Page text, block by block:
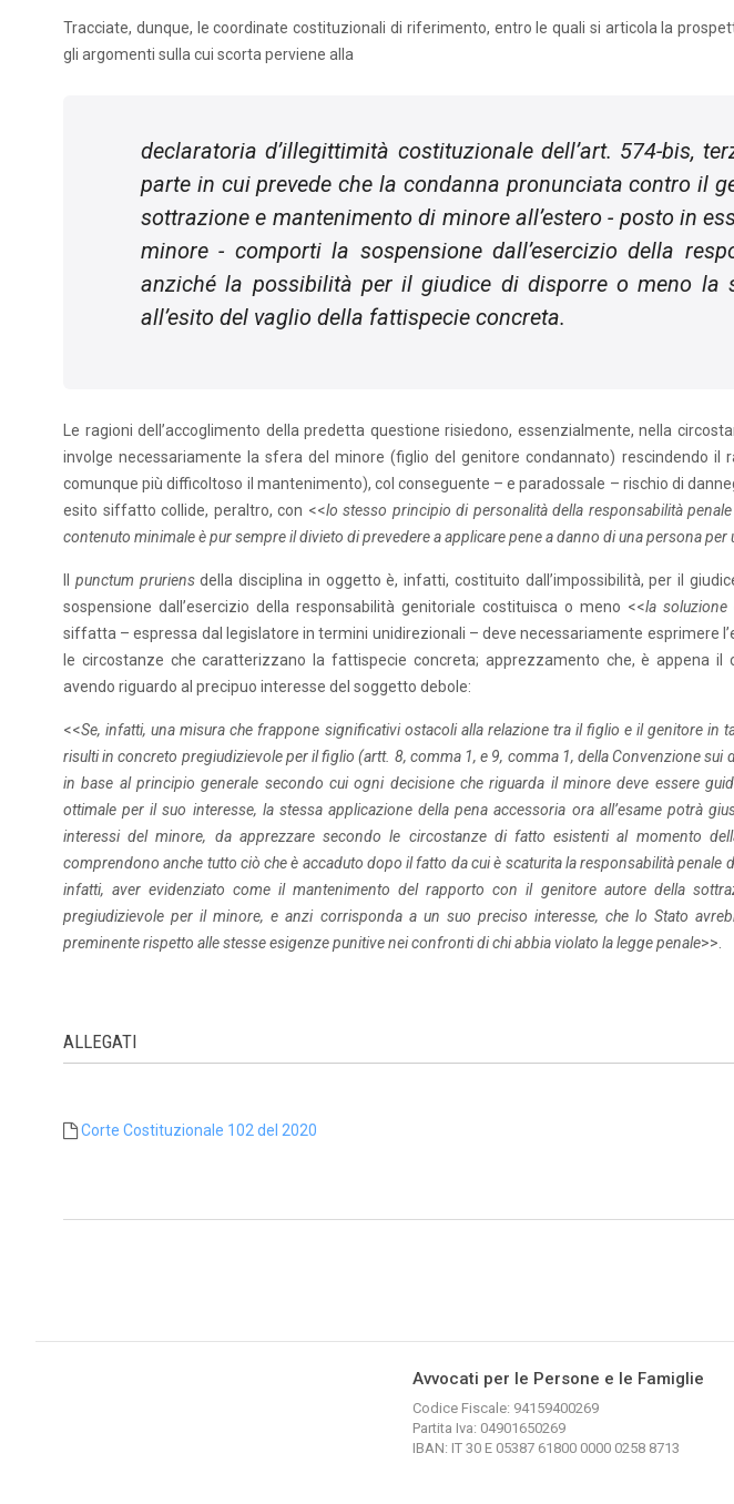
Tracciate, dunque, le coordinate costituzionali di riferimento, entro le quali si articola la
gli argomenti sulla cui scorta perviene alla
declaratoria d’illegittimità costituzionale dell’art. 574-bis,
parte in cui prevede che la condanna pronunciata contro il
sottrazione e mantenimento di minore all’estero - posto in
minore - comporti la sospensione dall’esercizio della
anziché la possibilità per il giudice di disporre o meno la
all’esito del vaglio della fattispecie concreta.
Le ragioni dell’accoglimento della predetta questione risiedono, essenzialmente, nella
involge necessariamente la sfera del minore (figlio del genitore condannato) rescindendo il
comunque più difficoltoso il mantenimento), col conseguente – e paradossale – rischio di
esito siffatto collide, peraltro, con <<lo stesso principio di personalità della responsabilità
contenuto minimale è pur sempre il divieto di prevedere a applicare pene a danno di una persona
punctum pruriensdella disciplina in oggetto è, infatti, costituito dall’impossibilità, per il
sospensione dall’esercizio della responsabilità genitoriale costituisca o meno <<la
siffatta – espressa dal legislatore in termini unidirezionali – deve necessariamente esprimere
le circostanze che caratterizzano la fattispecie concreta; apprezzamento che, è appena il
avendo riguardo al precipuo interesse del soggetto debole:
<<Se, infatti, una misura che frappone significativi ostacoli alla relazione tra il figlio e il genitore in
risulti in concreto pregiudizievole per il figlio (artt. 8, comma 1, e 9, comma 1, della Convenzione sui
in base al principio generale secondo cui ogni decisione che riguarda il minore deve essere
ottimale per il suo interesse, la stessa applicazione della pena accessoria ora all’esame potrà
interessi del minore, da apprezzare secondo le circostanze di fatto esistenti al momento
comprendono anche tutto ciò che è accaduto dopo il fatto da cui è scaturita la responsabilità penale
infatti, aver evidenziato come il mantenimento del rapporto con il genitore autore della
pregiudizievole per il minore, e anzi corrisponda a un suo preciso interesse, che lo Stato
preminente rispetto alle stesse esigenze punitive nei confronti di chi abbia violato la legge penale>>.
ALLEGATI
Corte Costituzionale 102 del 2020
Avvocati per le Persone e le Famiglie
Codice Fiscale: 94159400269
Partita Iva: 04901650269
IBAN: IT 30 E 05387 61800 0000 0258 8713